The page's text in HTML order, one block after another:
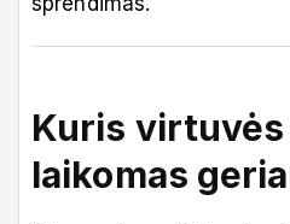
Kuris
laikomas